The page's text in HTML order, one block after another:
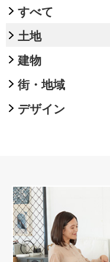
すべて
土地
建物
街・地域
デザイン